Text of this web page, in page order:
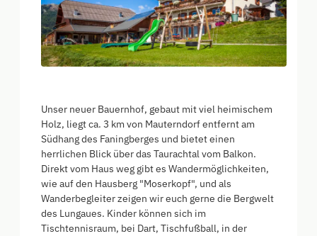
Unser neuer Bauernhof, gebaut mit viel heimischem
Holz, liegt ca. 3 km von Mauterndorf entfernt am
Südhang des Faningberges und bietet einen
herrlichen Blick über das Taurachtal vom Balkon.
Direkt vom Haus weg gibt es Wandermöglichkeiten,
wie auf den Hausberg "Moserkopf", und als
Wanderbegleiter zeigen wir euch gerne die Bergwelt
des Lungaues. Kinder können sich im
Tischtennisraum, bei Dart, Tischfußball, in der